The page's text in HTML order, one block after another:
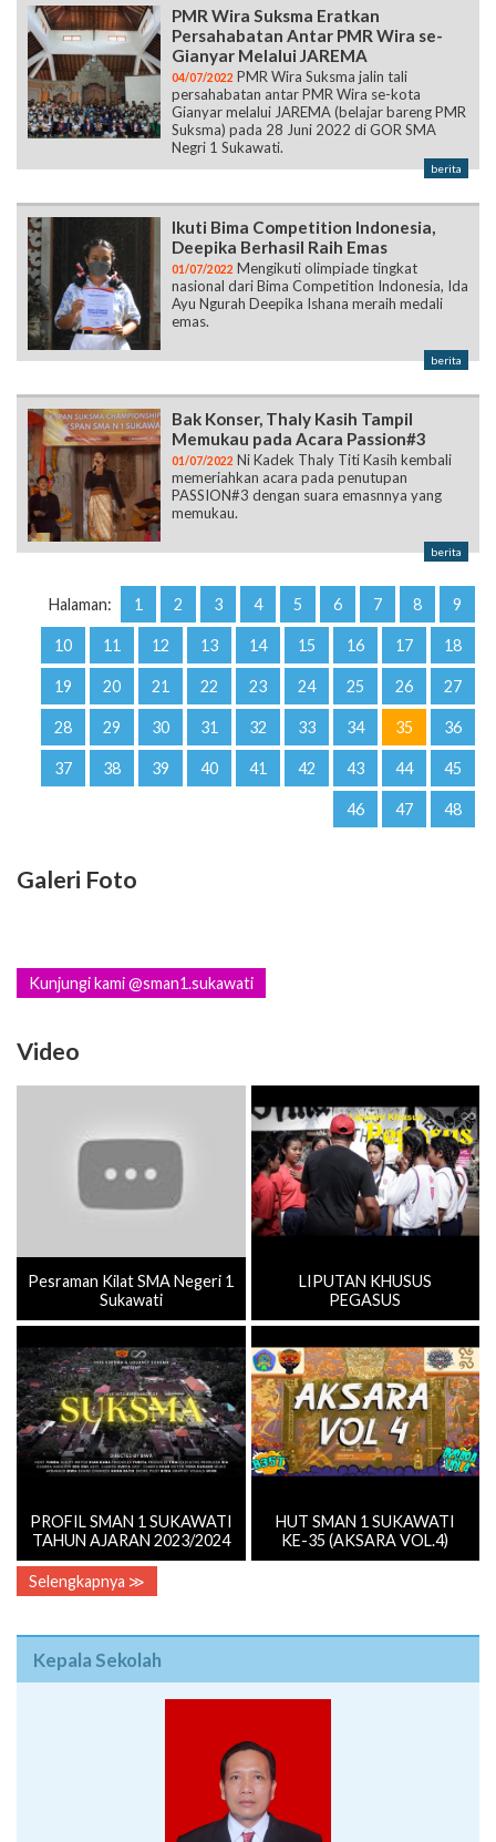
PMR Wira Suksma Eratkan
Persahabatan Antar PMR Wira se-
Gianyar Melalui JAREMA
04/07/2022 PMR Wira Suksma jalin tali
persahabatan antar PMR Wira se-kota
Gianyar melalui JAREMA (belajar bareng PMR
Suksma) pada 28 Juni 2022 di GOR SMA
Negri 1 Sukawati.
berita
Ikuti Bima Competition Indonesia,
Deepika Berhasil Raih Emas
01/07/2022 Mengikuti olimpiade tingkat
nasional dari Bima Competition Indonesia, Ida
Ayu Ngurah Deepika Ishana meraih medali
emas.
berita
Bak Konser, Thaly Kasih Tampil
Memukau pada Acara Passion#3
01/07/2022 Ni Kadek Thaly Titi Kasih kembali
memeriahkan acara pada penutupan
PASSION#3 dengan suara emasnnya yang
memukau.
berita
Halaman: 1 2 3 4 5 6 7 8 9
10 11 12 13 14 15 16 17 18
19 20 21 22 23 24 25 26 27
28 29 30 31 32 33 34 35 36
37 38 39 40 41 42 43 44 45
46 47 48
Galeri Foto
Kunjungi kami @sman1.sukawati
Video
Pesraman Kilat SMA Negeri 1
Sukawati
LIPUTAN KHUSUS
PEGASUS
PROFIL SMAN 1 SUKAWATI
TAHUN AJARAN 2023/2024
HUT SMAN 1 SUKAWATI
KE-35 (AKSARA VOL.4)
Selengkapnya ≫
Kepala Sekolah